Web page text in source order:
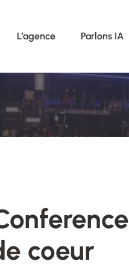
L’agence Parlons IA
coeur